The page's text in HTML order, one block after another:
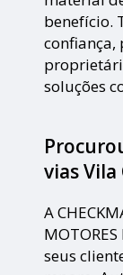
benefício.
soluções
vias Vila
A
seus